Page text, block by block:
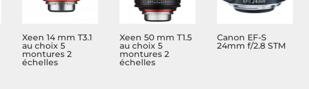
Xeen 14 mm T3.1
au choix 5
montures 2
échelles
Xeen 50 mm T1.5
au choix 5
montures 2
échelles
Canon EF-S
24mm f/2.8 STM